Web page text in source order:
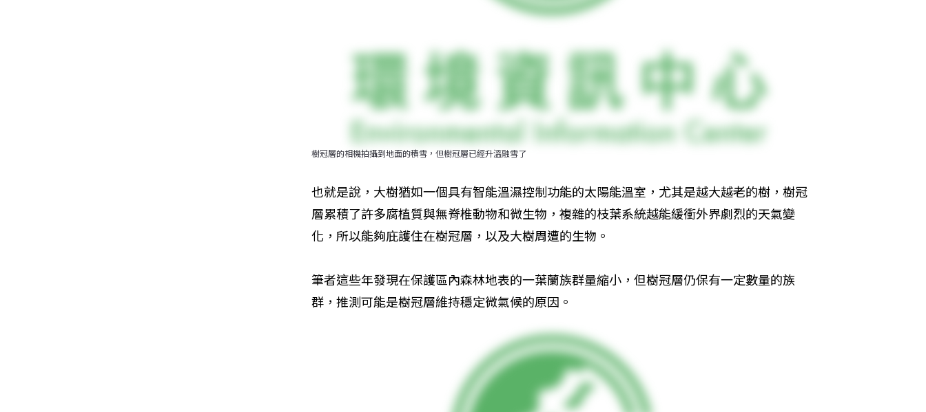
樹冠層的相機拍攝到地面的積雪，但樹冠層已經升溫融雪了
也就是說，大樹猶如一個具有智能溫濕控制功能的太陽能溫室，尤其是越大越老的樹，樹冠
層累積了許多腐植質與無脊椎動物和微生物，複雜的枝葉系統越能緩衝外界劇烈的天氣變
化，所以能夠庇護住在樹冠層，以及大樹周遭的生物。
筆者這些年發現在保護區內森林地表的一葉蘭族群量縮小，但樹冠層仍保有一定數量的族
群，推測可能是樹冠層維持穩定微氣候的原因。